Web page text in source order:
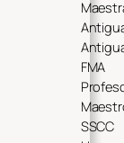
FMA
SSCC